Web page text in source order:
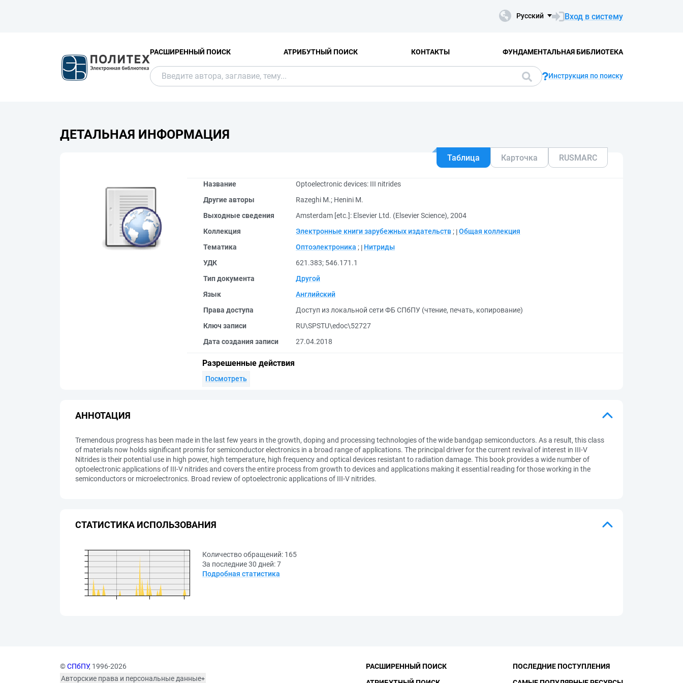
Русский Вход в систему
РАСШИРЕННЫЙ ПОИСК АТРИБУТНЫЙ ПОИСК КОНТАКТЫ ФУНДАМЕНТАЛЬНАЯ БИБЛИОТЕКА
Инструкция по поиску
ДЕТАЛЬНАЯ ИНФОРМАЦИЯ
Таблица Карточка RUSMARC
Название
Optoelectronic devices: III nitrides
Другие авторы
Razeghi M.; Henini M.
Выходные сведения
Amsterdam [etc.]: Elsevier Ltd. (Elsevier Science), 2004
Коллекция
Электронные книги зарубежных издательств ; Общая коллекция
Тематика
Оптоэлектроника ;
Нитриды
УДК
621.383; 546.171.1
Тип документа
Другой
Язык
Английский
Права доступа
Доступ из локальной сети ФБ СПбПУ (чтение, печать, копирование)
Ключ записи
RU\SPSTU\edoc\52727
Дата создания записи
27.04.2018
Разрешенные действия
Посмотреть
АННОТАЦИЯ
Tremendous progress has been made in the last few years in the growth, doping and processing technologies of the wide bandgap semiconductors. As a result, this class
of materials now holds significant promis for semiconductor electronics in a broad range of applications. The principal driver for the current revival of interest in III-V
Nitrides is their potential use in high power, high temperature, high frequency and optical devices resistant to radiation damage. This book provides a wide number of
optoelectronic applications of III-V nitrides and covers the entire process from growth to devices and applications making it essential reading for those working in the
semiconductors or microelectronics. Broad review of optoelectronic applications of III-V nitrides.
СТАТИСТИКА ИСПОЛЬЗОВАНИЯ
Количество обращений: 165
За последние 30 дней:7
Подробная статистика
©СПбПУ, 1996-2026
Авторские права и персональные данные
РАСШИРЕННЫЙ ПОИСК
ПОСЛЕДНИЕ ПОСТУПЛЕНИЯ